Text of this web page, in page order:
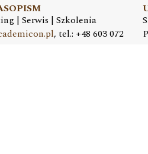
| Serwis | Szkolenia
, tel.: +48 603 072